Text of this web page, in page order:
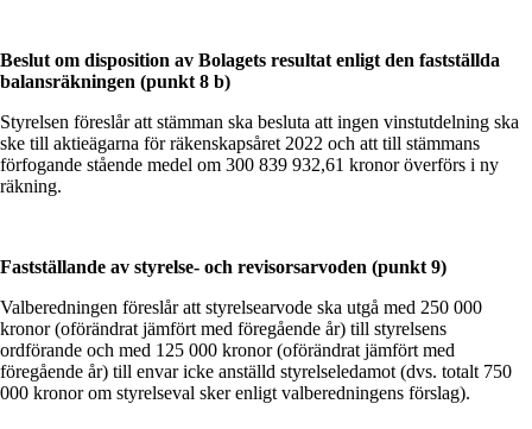
Beslut om disposition av Bolagets resultat enligt den fastställda
balansräkningen (punkt 8 b)
Styrelsen föreslår att stämman ska besluta att ingen vinstutdelning ska
ske till aktieägarna för räkenskapsåret 2022 och att till stämmans
förfogande stående medel om 300 839 932,61 kronor överförs i ny
räkning.
Fastställande av styrelse- och revisorsarvoden (punkt 9)
Valberedningen föreslår att styrelsearvode ska utgå med 250 000
kronor (oförändrat jämfört med föregående år) till styrelsens
ordförande och med 125 000 kronor (oförändrat jämfört med
föregående år) till envar icke anställd styrelseledamot (dvs. totalt 750
000 kronor om styrelseval sker enligt valberedningens förslag).